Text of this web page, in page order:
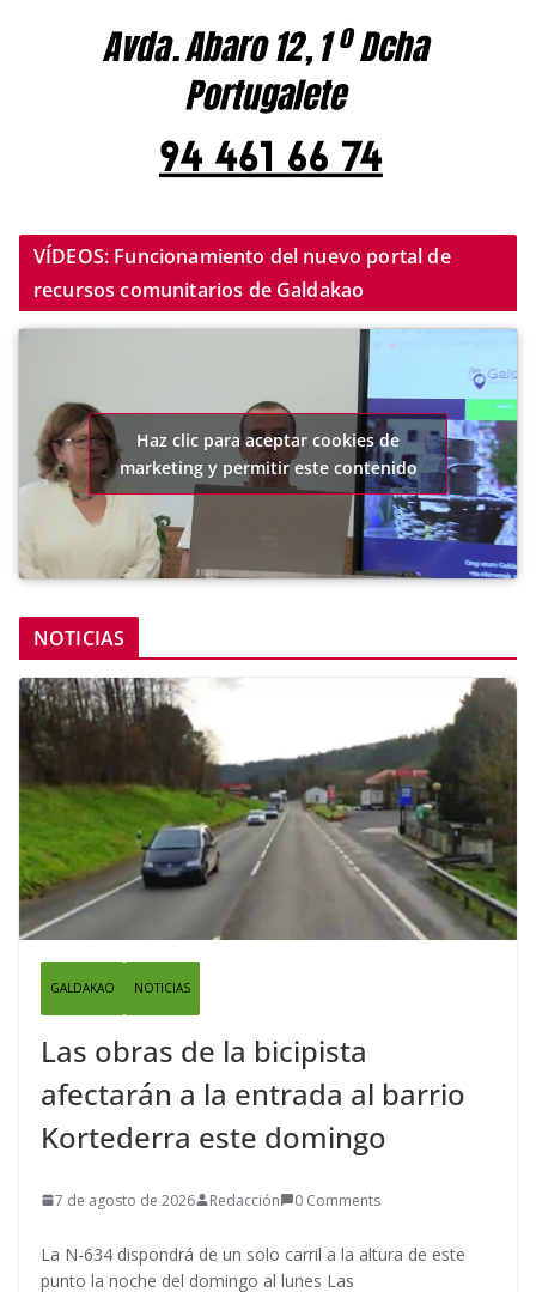
VÍDEOS: Funcionamiento del nuevo portal de
recursos comunitarios de Galdakao
Haz clic para aceptar cookies de
marketing y permitir este contenido
NOTICIAS
GALDAKAO NOTICIAS
Las obras de la bicipista
afectarán a la entrada al barrio
Kortederra este domingo
7 de agosto de 2026 Redacción 0 Comments
La N-634 dispondrá de un solo carril a la altura de este
punto la noche del domingo al lunes Las